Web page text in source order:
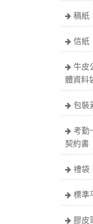
稿紙
信紙
牛皮
體資料
包裝
考勤
契約書
禮袋
標準
膠皮